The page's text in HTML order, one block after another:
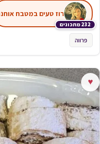
232 מתכונים
רוז טעים במטבח
פרווה
♥